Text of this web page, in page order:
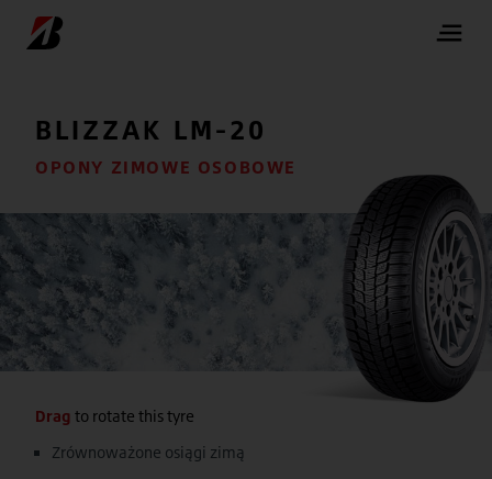
BLIZZAK LM-20
OPONY ZIMOWE OSOBOWE
Drag to rotate this tyre
Zrównoważone osiągi zimą